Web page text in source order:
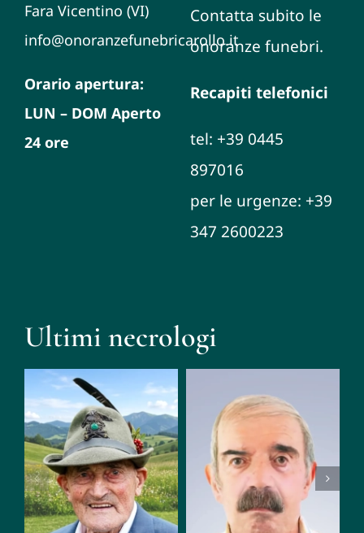
Fara Vicentino (VI)
info@onoranzefunebricarollo.it
Orario apertura:
LUN – DOM Aperto
24 ore
Contatta subito le
onoranze funebri.
Recapiti telefonici
tel: +39 0445
897016
per le urgenze: +39
347 2600223
Ultimi necrologi
Mario
Zampese
Giacomo
Tognetti